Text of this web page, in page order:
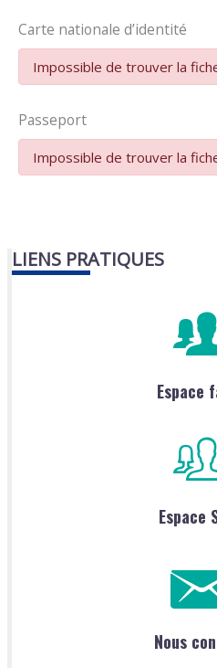
Carte nationale d’identité
Impossible de trouver la
Passeport
Impossible de trouver la
LIENS PRATIQUES
Espace
Espace
Nous